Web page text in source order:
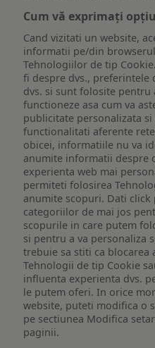
Cum vă exprimați
Cand vizitati un website,
informatii pe/din
Tehnologiilor de tip
fi despre dvs., preferintele
dvs. si sunt folosite pentru
functioneze asa cum va
publicitate personalizata
functionalitati aferente
obicei, informatiile nu va
anumite informatii despre
experienta web mai
permiteti folosirea
anumite scopuri. Dati
categoriilor de mai jos
scopurile in care putem
si pentru a va personaliza
trebuie sa stiti ca
Tehnologii de tip Cookie
influenta experienta dvs.
le putem oferi. In orice
website, puteti modifica o
pe sectiunea Modifica
paginii.